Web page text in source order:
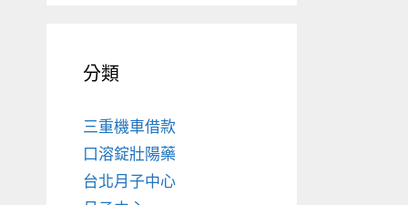
分類
三重機車借款
口溶錠壯陽藥
台北月子中心